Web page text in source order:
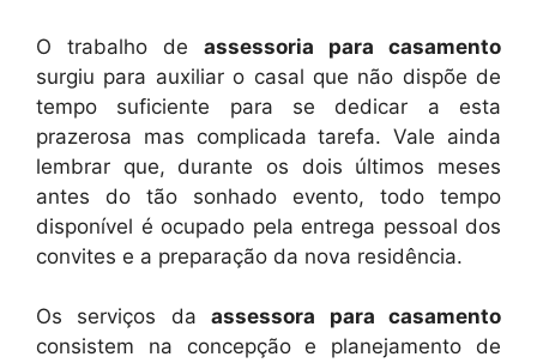
O trabalho de assessoria para casamento
surgiu para auxiliar o casal que não dispõe de
tempo suficiente para se dedicar a esta
prazerosa mas complicada tarefa. Vale ainda
lembrar que, durante os dois últimos meses
antes do tão sonhado evento, todo tempo
disponível é ocupado pela entrega pessoal dos
convites e a preparação da nova residência.
Os serviços daassessora para casamento
consistem na concepção e planejamento de